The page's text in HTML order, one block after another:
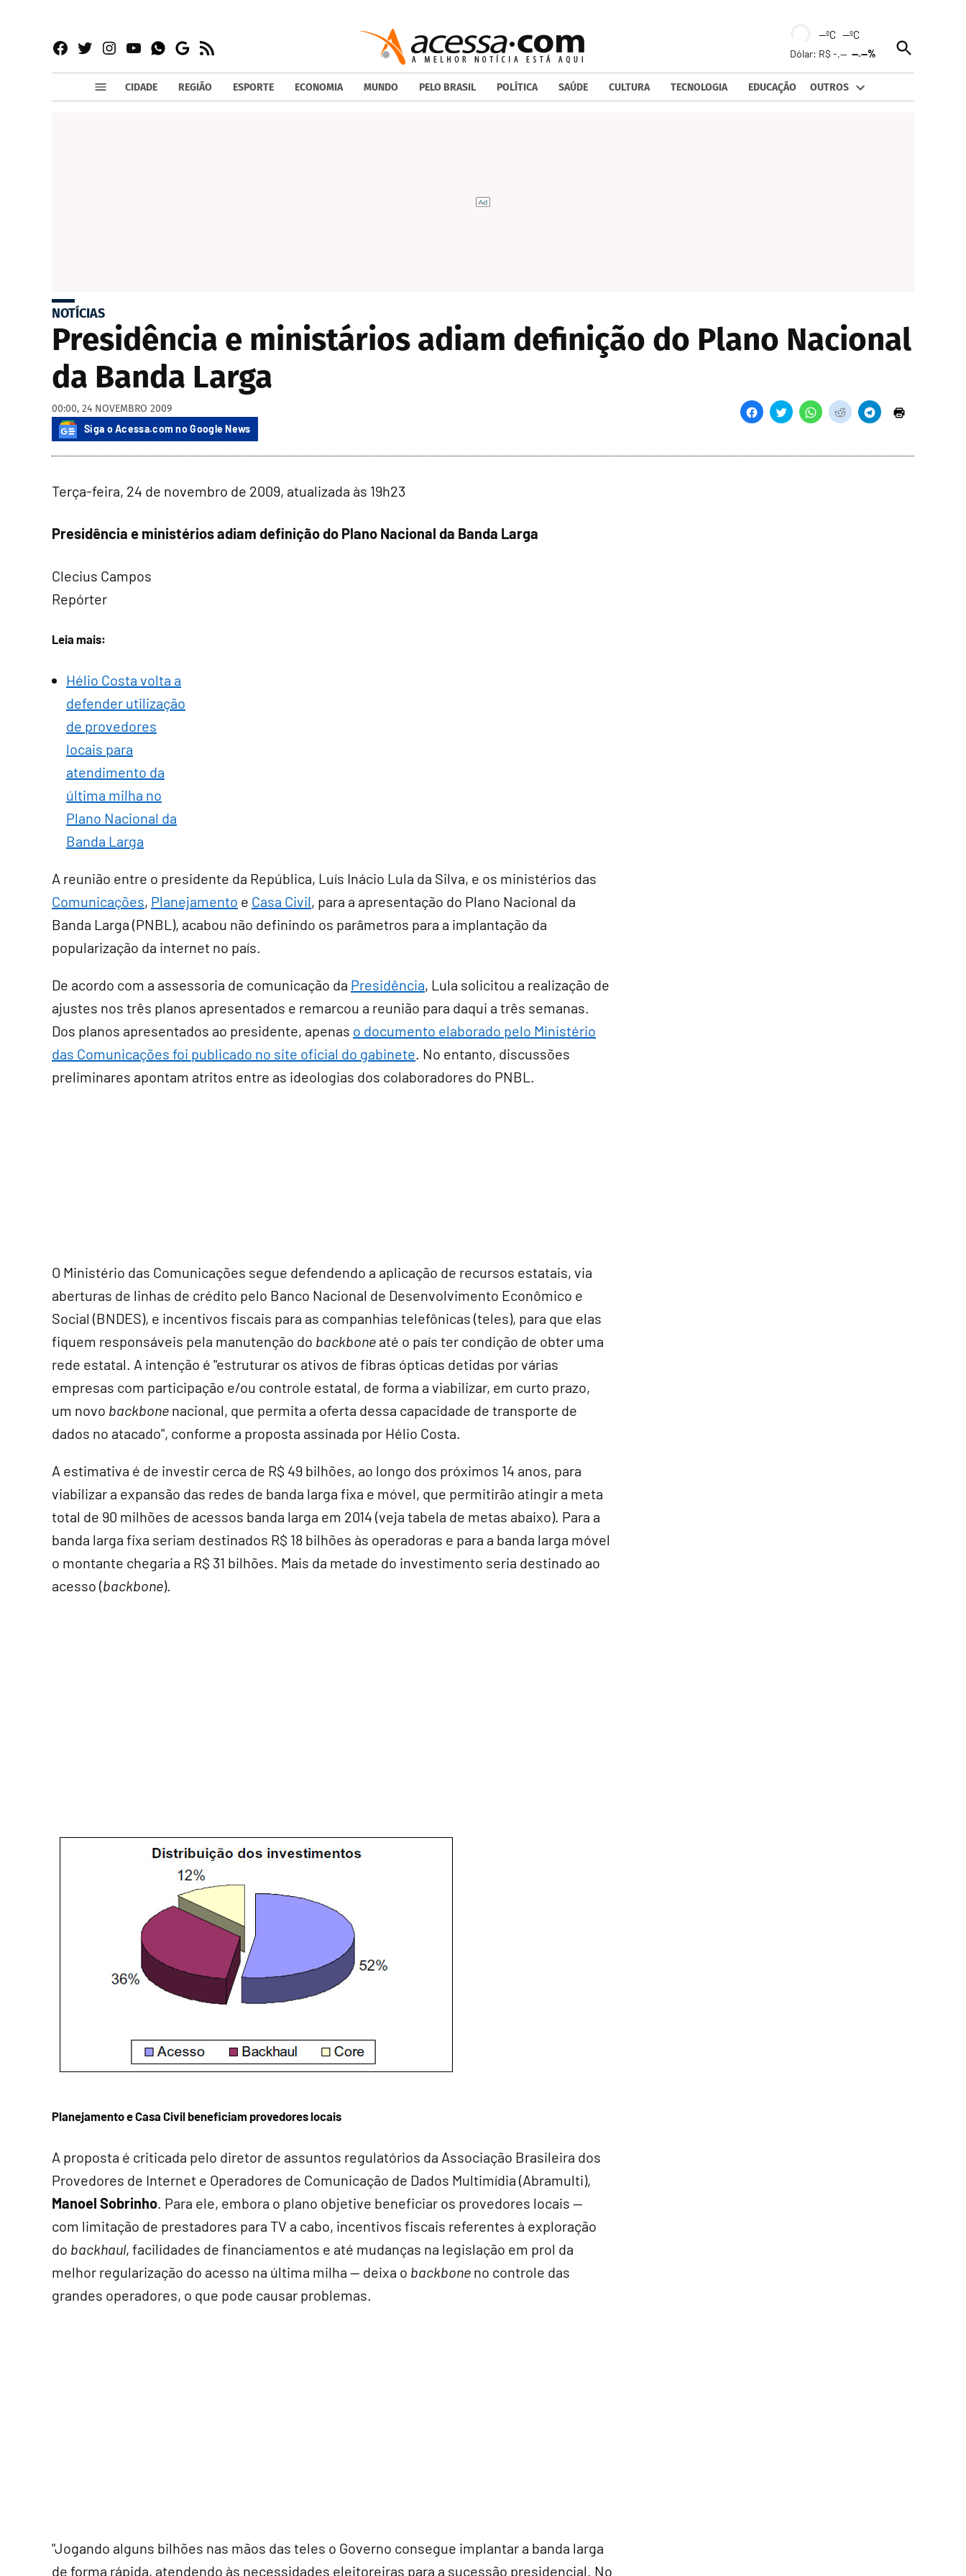
Facebook
TwitterInstagram
YouTubeWhatsapp
Google
News
RSS
--ºC --ºC
Dólar: R$ -,----.--%
Open
Search
CIDADE REGIÃO ESPORTE ECONOMIA MUNDO PELO BRASIL POLÍTICA SAÚDE CULTURA TECNOLOGIA EDUCAÇÃO OUTROS
NOTÍCIAS
Presidência e ministários adiam definição do Plano Nacional
da Banda Larga
00:00, 24 NOVEMBRO 2009
Siga o Acessa.com no Google News
Terça-feira, 24 de novembro de 2009, atualizada às 19h23
Presidência e ministérios adiam definição do Plano Nacional da Banda Larga
Clecius Campos
Repórter
Leia mais:
Hélio Costa volta a
defender utilização
de provedores
locais para
atendimento da
última milha no
Plano Nacional da
Banda Larga
A reunião entre o presidente da República, Luís Inácio Lula da Silva, e os ministérios das
Comunicações, Planejamento e Casa Civil, para a apresentação do Plano Nacional da
Banda Larga (PNBL), acabou não definindo os parâmetros para a implantação da
popularização da internet no país.
De acordo com a assessoria de comunicação da Presidência, Lula solicitou a realização de
ajustes nos três planos apresentados e remarcou a reunião para daqui a três semanas.
Dos planos apresentados ao presidente, apenas o documento elaborado pelo Ministério
das Comunicações foi publicado no site oficial do gabinete. No entanto, discussões
preliminares apontam atritos entre as ideologias dos colaboradores do PNBL.
O Ministério das Comunicações segue defendendo a aplicação de recursos estatais, via
aberturas de linhas de crédito pelo Banco Nacional de Desenvolvimento Econômico e
Social (BNDES), e incentivos fiscais para as companhias telefônicas (teles), para que elas
fiquem responsáveis pela manutenção do backbone até o país ter condição de obter uma
rede estatal. A intenção é "estruturar os ativos de fibras ópticas detidas por várias
empresas com participação e/ou controle estatal, de forma a viabilizar, em curto prazo,
um novo backbone nacional, que permita a oferta dessa capacidade de transporte de
dados no atacado", conforme a proposta assinada por Hélio Costa.
A estimativa é de investir cerca de R$ 49 bilhões, ao longo dos próximos 14 anos, para
viabilizar a expansão das redes de banda larga fixa e móvel, que permitirão atingir a meta
total de 90 milhões de acessos banda larga em 2014 (veja tabela de metas abaixo). Para a
banda larga fixa seriam destinados R$ 18 bilhões às operadoras e para a banda larga móvel
o montante chegaria a R$ 31 bilhões. Mais da metade do investimento seria destinado ao
acesso (backbone).
Planejamento e Casa Civil beneficiam provedores locais
A proposta é criticada pelo diretor de assuntos regulatórios da Associação Brasileira dos
Provedores de Internet e Operadores de Comunicação de Dados Multimídia (Abramulti),
Manoel Sobrinho . Para ele, embora o plano objetive beneficiar os provedores locais —
com limitação de prestadores para TV a cabo, incentivos fiscais referentes à exploração
do backhaul, facilidades de financiamentos e até mudanças na legislação em prol da
melhor regularização do acesso na última milha — deixa o backbone no controle das
grandes operadores, o que pode causar problemas.
"Jogando alguns bilhões nas mãos das teles o Governo consegue implantar a banda larga
de forma rápida, atendendo às necessidades eleitoreiras para a sucessão presidencial. No